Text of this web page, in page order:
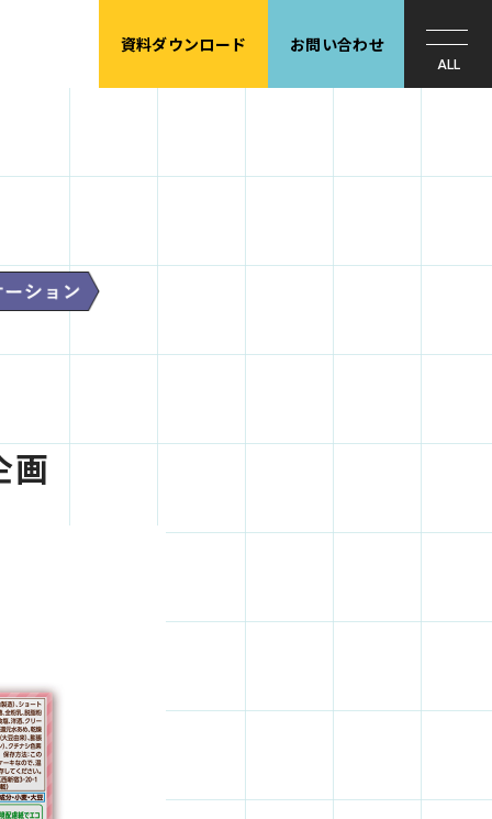
資料ダウンロード お問い合わせ
画